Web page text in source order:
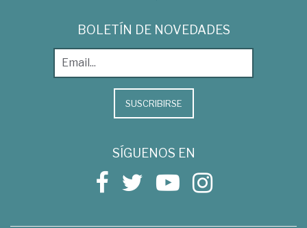
BOLETÍN DE NOVEDADES
SUSCRIBIRSE
SÍGUENOS EN